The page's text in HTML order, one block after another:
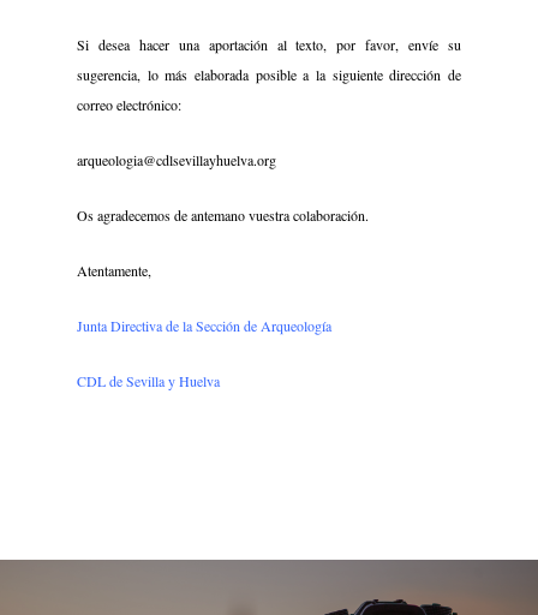
Si desea hacer una aportación al texto, por favor, envíe su
sugerencia, lo más elaborada posible a la siguiente dirección de
correo electrónico:
arqueologia@cdlsevillayhuelva.org
Os agradecemos de antemano vuestra colaboración.
Atentamente,
Junta Directiva de la Sección de Arqueología
CDL de Sevilla y Huelva